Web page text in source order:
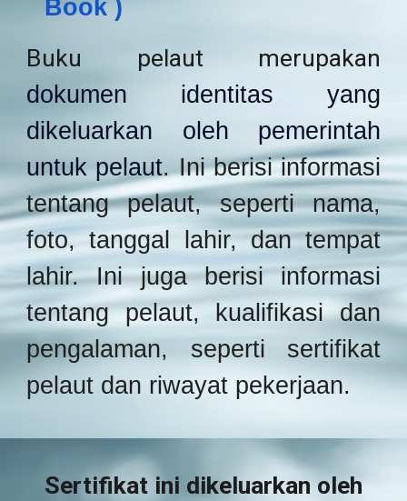
Book )
Buku pelaut merupakan
dokumen identitas yang
dikeluarkan oleh pemerintah
untuk pelaut. Ini berisi informasi
tentang pelaut, seperti nama,
foto, tanggal lahir, dan tempat
lahir. Ini juga berisi informasi
tentang pelaut, kualifikasi dan
pengalaman, seperti sertifikat
pelaut dan riwayat pekerjaan.
Sertifikat ini dikeluarkan oleh